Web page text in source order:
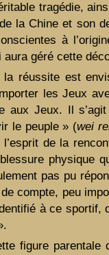
tragédie,
la Chine et son
à
géré cette
la réussite est
les Jeux
aux Jeux. Il
le peuple » (wei
de la
physique
pas pu
compte, peu
à ce
figure